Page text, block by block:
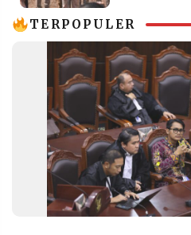
RESOLUSI
MEDIA
PRAMUDITA
Resolusi.co
TERPOPULER